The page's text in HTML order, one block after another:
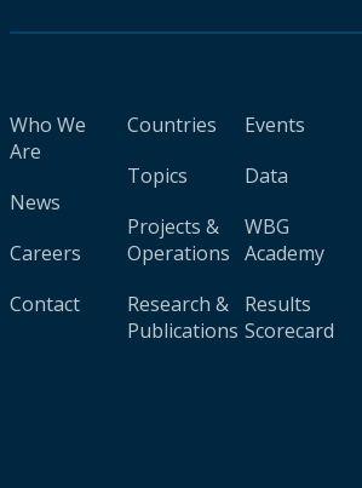
Who We
Are
News
Careers
Contact
Countries
Topics
Projects &
Operations
Research &
Publications
Events
Data
WBG
Academy
Results
Scorecard